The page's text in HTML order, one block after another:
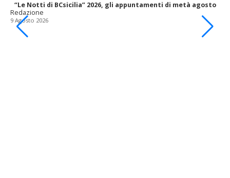
“Le Notti di BCsicilia” 2026, gli appuntamenti di metà agosto
Redazione
9 Agosto 2026